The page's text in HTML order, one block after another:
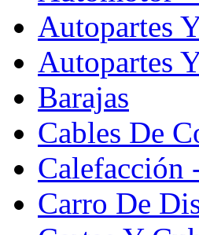
Autopartes
Autopartes
Barajas
Cables De
Calefacción
Carro De